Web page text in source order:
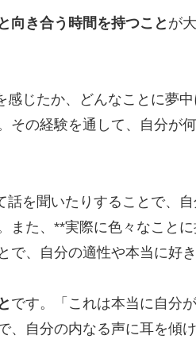
向き合う時間を持つこと が
じたか、どんなことに夢
の経験を通して、自分が
を聞いたりすることで、
また、**実際に色々なこと
、自分の適性や本当に好
です。「これは本当に自分
自分の内なる声に耳を傾